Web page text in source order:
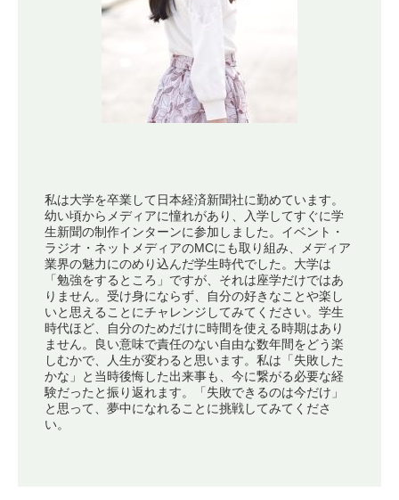
私は大学を卒業して日本経済新聞社に勤めています。
幼い頃からメディアに憧れがあり、入学してすぐに学
生新聞の制作インターンに参加しました。イベント・
ラジオ・ネットメディアのMCにも取り組み、メディア
業界の魅力にのめり込んだ学生時代でした。大学は
「勉強をするところ」ですが、それは座学だけではあ
りません。受け身にならず、自分の好きなことや楽し
いと思えることにチャレンジしてみてください。学生
時代ほど、自分のためだけに時間を使える時期はあり
ません。良い意味で責任のない自由な数年間をどう楽
しむかで、人生が変わると思います。私は「失敗した
かな」と当時後悔した出来事も、今に繋がる必要な経
験だったと振り返れます。「失敗できるのは今だけ」
と思って、夢中になれることに挑戦してみてくださ
い。